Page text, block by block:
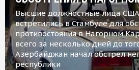
Высшие должностные лица
встретились в Стамбуле для
противостояния в Нагорном
всего за несколько дней до
Азербайджан начал обстрел
республики